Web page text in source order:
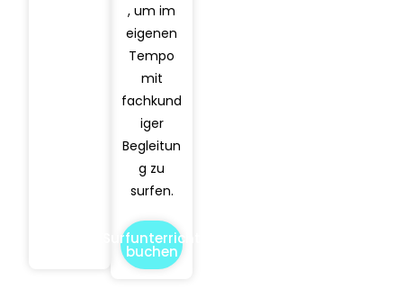
, um im
eigenen
Tempo
mit
fachkund
iger
Begleitun
g zu
surfen.
Surfunterricht
buchen